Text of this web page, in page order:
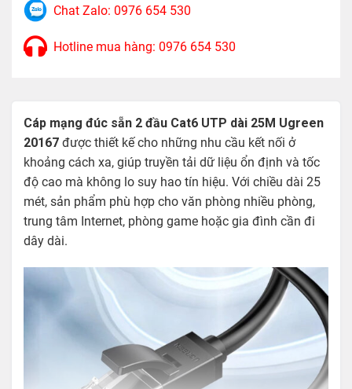
Chat Zalo: 0976 654 530
Hotline mua hàng: 0976 654 530
Cáp mạng đúc sẵn 2 đầu Cat6 UTP dài 25M Ugreen
20167 được thiết kế cho những nhu cầu kết nối ở
khoảng cách xa, giúp truyền tải dữ liệu ổn định và tốc
độ cao mà không lo suy hao tín hiệu. Với chiều dài 25
mét, sản phẩm phù hợp cho văn phòng nhiều phòng,
trung tâm Internet, phòng game hoặc gia đình cần đi
dây dài.